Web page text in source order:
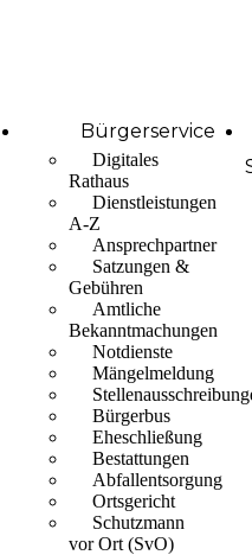
Bürgerservice
Digitales
Rathaus
Dienstleistungen
A-Z
Ansprechpartner
Satzungen &
Gebühren
Amtliche
Bekanntmachungen
Notdienste
Mängelmeldung
Bürgerbus
Eheschließung
Bestattungen
Abfallentsorgung
Ortsgericht
Schutzmann
vor Ort (SvO)